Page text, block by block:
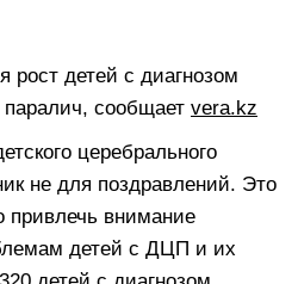
рост детей с диагнозом
сообщает vera.kz
церебрального
не для поздравлений. Это
привлечь внимание
детей с ДЦП и их